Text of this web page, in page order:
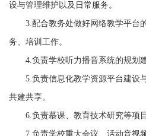
设与管理维护以及日常服务。
3.配合教务处做好网络教学平台
务、培训工作。
4.负责学校听力播音系统的规划
5.负责信息化教学资源平台建设
共建共享。
6.负责慕课、教育技术研究等项
7. 负责学校重大会议、活动音视